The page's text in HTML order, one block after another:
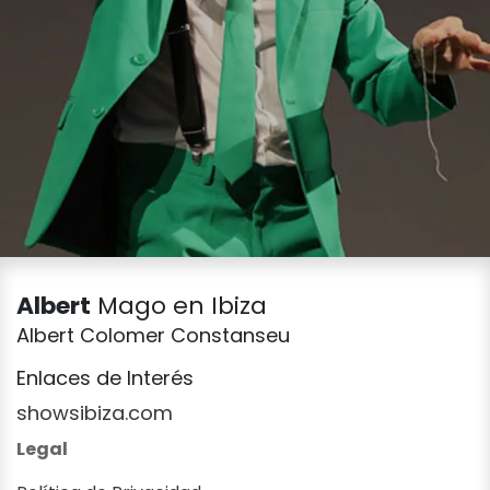
Albert Mago en Ibiza
Albert Colomer Constanseu
Enlaces de Interés
showsibiza.com
Legal